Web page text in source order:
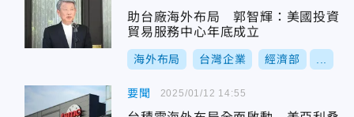
助台廠海外布局 郭智輝：美國投資
貿易服務中心年底成立
海外布局 台灣企業 經濟部
要聞 2025/01/12 14:55